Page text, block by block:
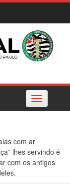
Toggle
navigation
com ar
lhes servindo é
com os antigos